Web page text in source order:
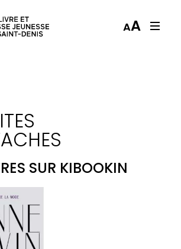
AA
SUR KIBOOKIN